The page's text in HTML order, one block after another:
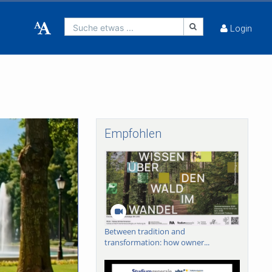
Suche etwas ... Login
Empfohlen
Between tradition and
transformation: how owner...